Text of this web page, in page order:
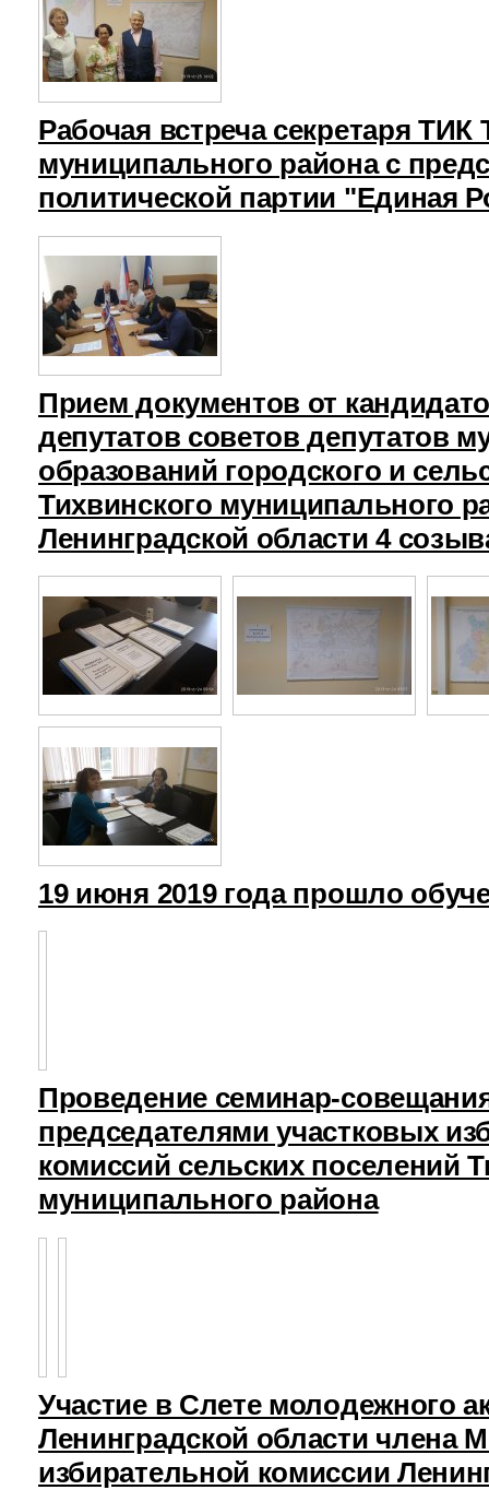
Рабочая встреча секретаря ТИК
муниципального района с
политической партии "Единая
Прием документов от
депутатов советов депутатов
образований городского и
Тихвинского муниципального
Ленинградской области 4
19 июня 2019 года прошло
Проведение семинар-
председателями участковых
комиссий сельских поселений
муниципального района
Участие в Слете молодежного
Ленинградской области члена
избирательной комиссии